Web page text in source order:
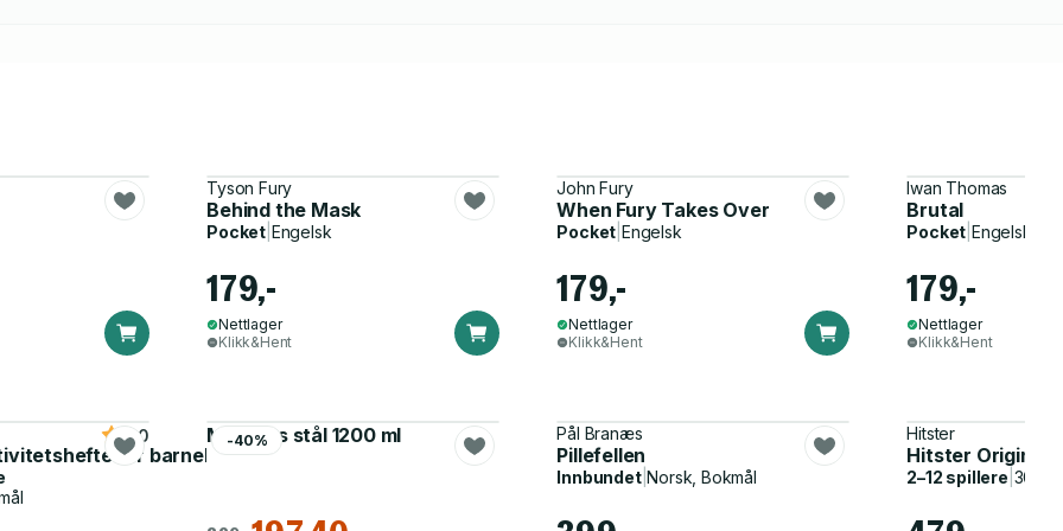
Tyson Fury
Behind the Mask
Pocket Engelsk
179,-
Nettlager
Klikk&Hent
John Fury
When Fury Takes Over
Pocket Engelsk
179,-
Nettlager
Klikk&Hent
Iwan Thomas
Brutal
Pocket |Engelsk
179,-
Nettlager
Klikk&Hent
for barnehagen
5.0 -40%
Matboks stål 1200 ml Pål Branæs
Pillefellen
Innbundet|Norsk, Bokmål
Hitster
Hitster Original
2–12 spillere